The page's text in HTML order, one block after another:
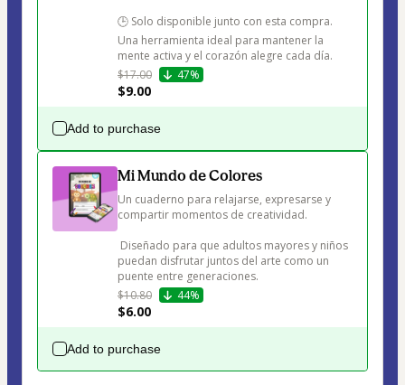
🕒 Solo disponible junto con esta compra.
Una herramienta ideal para mantener la
mente activa y el corazón alegre cada día.
$17.00
47%
$9.00
Add to purchase
Mi Mundo de Colores
Un cuaderno para relajarse, expresarse y
compartir momentos de creatividad.
puedan disfrutar juntos del arte como un
puente entre generaciones.
$10.80
44%
$6.00
Add to purchase